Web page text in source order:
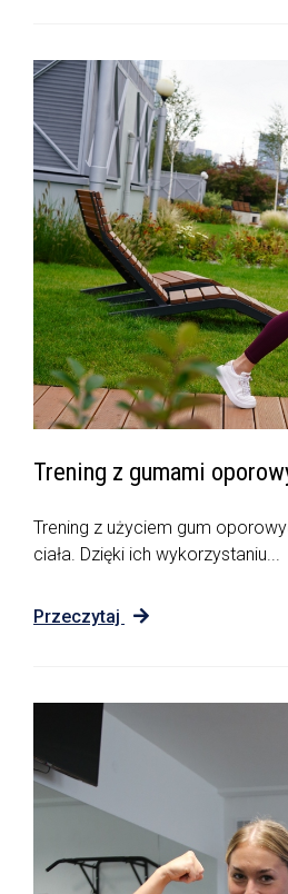
Trening z gumami
Trening z użyciem gum
ciała. Dzięki ich wykorzystaniu...
Przeczytaj